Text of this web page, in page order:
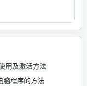
用及激活方法
程序的方法